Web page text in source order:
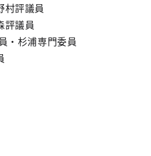
村評議員
評議員
・杉浦専門委員